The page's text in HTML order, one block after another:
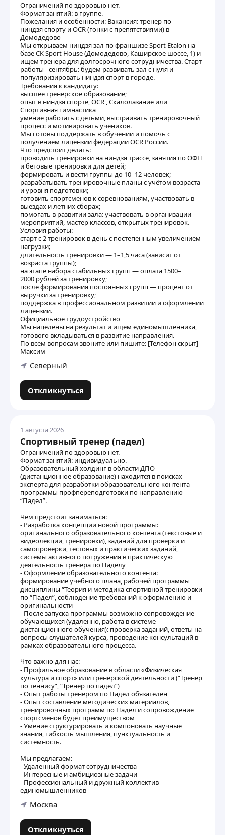
Ограничений по здоровью нет.
Формат занятий: в группе.
Пожелания и особенности: Вакансия: тренер по
ниндзя спорту и OCR (гонки с препятствиями) в
Домодедово
Мы открываем ниндзя зал по франшизе Sport Etalon на
базе СК Sport House (Домодедово, Каширское шоссе, 1) и
ищем тренера для долгосрочного сотрудничества. Старт
работы - сентябрь: будем развивать зал с нуля и
популяризировать ниндзя спорт в городе.
Требования к кандидату:
высшее тренерское образование;
опыт в ниндзя спорте, OCR , Скалолазание или
Спортивная гимнастика
умение работать с детьми, выстраивать тренировочный
процесс и мотивировать учеников.
Мы готовы поддержать в обучении и помочь с
получением лицензии федерации OCR России.
Что предстоит делать:
проводить тренировки на ниндзя трассе, занятия по ОФП
и беговые тренировки для детей;
формировать и вести группы до 10–12 человек;
разрабатывать тренировочные планы с учётом возраста
и уровня подготовки;
готовить спортсменов к соревнованиям, участвовать в
выездах и летних сборах;
помогать в развитии зала: участвовать в организации
мероприятий, мастер классов, открытых тренировок.
Условия работы:
старт с 2 тренировок в день с постепенным увеличением
нагрузки;
длительность тренировки — 1–1,5 часа (зависит от
возраста группы);
на этапе набора стабильных групп — оплата 1500–
2000 рублей за тренировку;
после формирования постоянных групп — процент от
выручки за тренировку;
поддержка в профессиональном развитии и оформлении
лицензии.
Официальное трудоустройство
Мы нацелены на результат и ищем единомышленника,
готового вкладываться в развитие направления.
По всем вопросам звоните или пишите: [Телефон скрыт]
Максим
Северный
Откликнуться
1 августа 2026
Спортивный тренер (падел)
Ограничений по здоровью нет.
Формат занятий: индивидуально.
Образовательный холдинг в области ДПО
(дистанционное образование) находится в поисках
эксперта для разработки образовательного контента
программы профпереподготовки по направлению
“Падел”.
Чем предстоит заниматься:
- Разработка концепции новой программы:
оригинального образовательного контента (текстовые и
видеолекции, тренировки), заданий для проверки и
самопроверки, тестовых и практических заданий,
системы активного погружения в практическую
деятельность тренера по Паделу
- Оформление образовательного контента:
формирование учебного плана, рабочей программы
дисциплины “Теория и методика спортивной тренировки
по “Падел”, соблюдение требований к оформлению и
оригинальности
- После запуска программы возможно сопровождение
обучающихся (удаленно, работа в системе
дистанционного обучения): проверка заданий, ответы на
вопросы слушателей курса, проведение консультаций в
рамках образовательного процесса.
Что важно для нас:
- Профильное образование в области «Физическая
культура и спорт» или тренерской деятельности (“Тренер
по теннису”, “Тренер по падел”)
- Опыт работы тренером по Падел обязателен
- Опыт составление методических материалов,
тренировочных программ по Падел и сопровождение
спортсменов будет преимуществом
- Умение структурировать и компоновать научные
знания, гибкость мышления, пунктуальность и
системность.
Мы предлагаем:
- Удаленный формат сотрудничества
- Интересные и амбициозные задачи
- Профессиональный и дружный коллектив
единомышленников
Москва
Откликнуться